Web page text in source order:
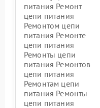
питания Ремонт
цепи питания
Ремонтом цепи
питания Ремонте
цепи питания
Ремонты цепи
питания Ремонтов
цепи питания
Ремонтам цепи
питания Ремонты
цепи питания